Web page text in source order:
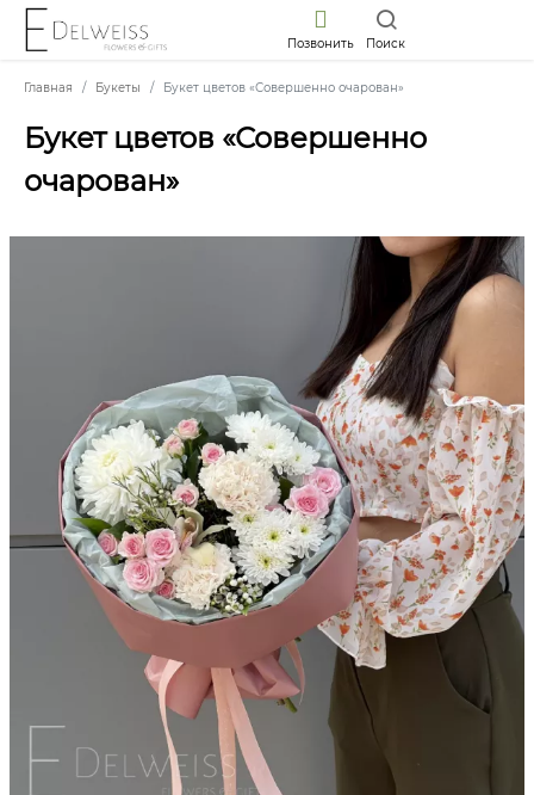
Позвонить Поиск
Главная Букеты Букет цветов «Совершенно очарован»
Букет цветов «Совершенно
очарован»